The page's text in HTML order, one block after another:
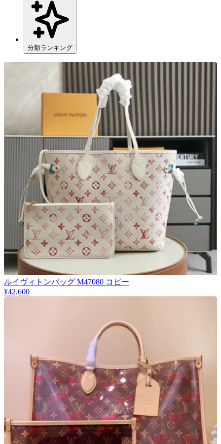
分類ランキング
★厳選
ルイヴィトンバッグ M47080 コピー
¥42,600